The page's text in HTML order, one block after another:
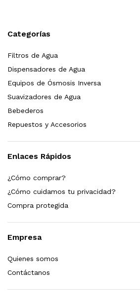
Categorías
Filtros de Agua
Dispensadores de Agua
Equipos de Ósmosis Inversa
Suavizadores de Agua
Bebederos
Repuestos y Accesorios
Enlaces Rápidos
¿Cómo comprar?
¿Cómo cuidamos tu privacidad?
Compra protegida
Empresa
Quienes somos
Contáctanos
699.00
al carrito
L/h, con filtración Welltek WT-
Leer más